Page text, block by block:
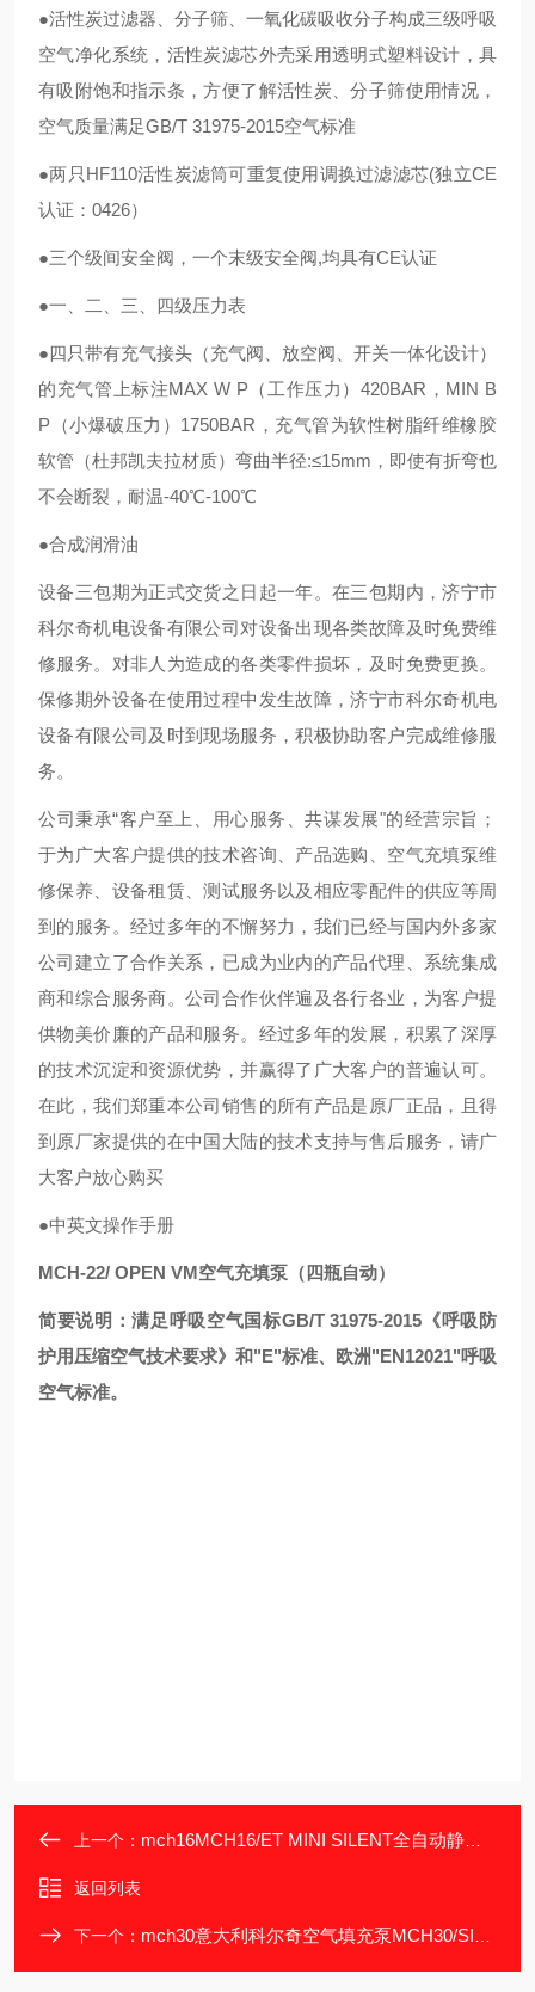
●活性炭过滤器、分子筛、一氧化碳吸收分子构成三级呼吸
空气净化系统，活性炭滤芯外壳采用透明式塑料设计，具
有吸附饱和指示条，方便了解活性炭、分子筛使用情况，
空气质量满足GB/T 31975-2015空气标准
●两只HF110活性炭滤筒可重复使用调换过滤滤芯(独立CE
认证：0426）
●三个级间安全阀，一个末级安全阀,均具有CE认证
●一、二、三、四级压力表
●四只带有充气接头（充气阀、放空阀、开关一体化设计）
的充气管上标注MAX W P（工作压力）420BAR，MIN B
P（小爆破压力）1750BAR，充气管为软性树脂纤维橡胶
软管（杜邦凯夫拉材质）弯曲半径:≤15mm，即使有折弯也
不会断裂，耐温-40℃-100℃
●合成润滑油
设备三包期为正式交货之日起一年。在三包期内，济宁市
科尔奇机电设备有限公司对设备出现各类故障及时免费维
修服务。对非人为造成的各类零件损坏，及时免费更换。
保修期外设备在使用过程中发生故障，济宁市科尔奇机电
设备有限公司及时到现场服务，积极协助客户完成维修服
务。
公司秉承“客户至上、用心服务、共谋发展"的经营宗旨；
于为广大客户提供的技术咨询、产品选购、空气充填泵维
修保养、设备租赁、测试服务以及相应零配件的供应等周
到的服务。经过多年的不懈努力，我们已经与国内外多家
公司建立了合作关系，已成为业内的产品代理、系统集成
商和综合服务商。公司合作伙伴遍及各行各业，为客户提
供物美价廉的产品和服务。经过多年的发展，积累了深厚
的技术沉淀和资源优势，并赢得了广大客户的普遍认可。
在此，我们郑重本公司销售的所有产品是原厂正品，且得
到原厂家提供的在中国大陆的技术支持与售后服务，请广
大客户放心购买
●中英文操作手册
MCH-22/ OPEN VM空气充填泵（四瓶自动）
简要说明：满足呼吸空气国标GB/T 31975-2015《呼吸防
护用压缩空气技术要求》和"E"标准、欧洲"EN12021"呼吸
空气标准。
上一个： mch16MCH16/ET MINI SILENT全自动静音型充填泵
返回列表
下一个： mch30意大利科尔奇空气填充泵MCH30/SILENT